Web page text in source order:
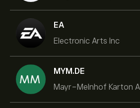
EA
Electronic Arts Inc
MYM.DE
Mayr-Melnhof Karton